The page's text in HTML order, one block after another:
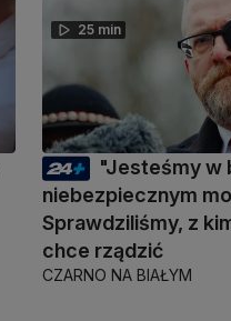
25 min
"Jesteśmy w
niebezpiecznym
Sprawdziliśmy, z
chce rządzić
CZARNO NA BIAŁYM